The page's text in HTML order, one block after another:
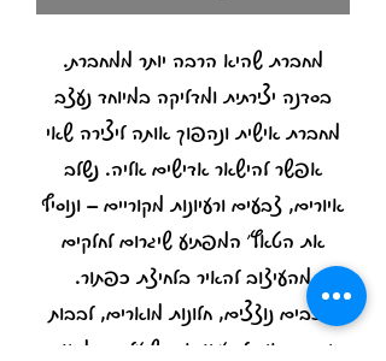
מחברת שהיא הרבה יותר ממחברת.
בסדנה יצירתית ומדליקה במיוחד נעצב
מחברת אישית ונהפוך אותה ליצירה שאי
אפשר להישאר אדישים אליה. נשלב
איורים, צבעים ורעיונות מקוריים – ונוסיף
את הטאץ' המפתיע שיגרום לחלקים
מהעיצוב להאיר בלחיצת כפתור.
כוכבים נוצצים, חלונות מוארים, לבבות
זוהרים או כל רעיון אחר שיעלה בדמיון –